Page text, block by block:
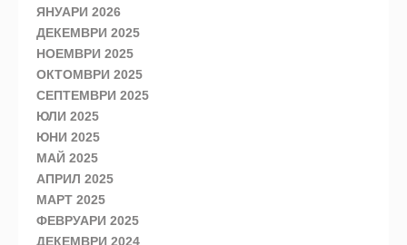
ЯНУАРИ 2026
ДЕКЕМВРИ 2025
НОЕМВРИ 2025
ОКТОМВРИ 2025
СЕПТЕМВРИ 2025
ЮЛИ 2025
ЮНИ 2025
МАЙ 2025
АПРИЛ 2025
МАРТ 2025
ФЕВРУАРИ 2025
ДЕКЕМВРИ 2024